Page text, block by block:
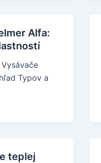
Alfa:
Typov a
teplej